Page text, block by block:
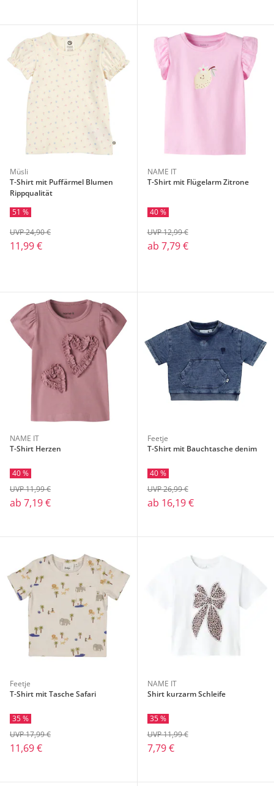
Müsli
T-Shirt mit Puffärmel Blumen
Rippqualität
51 %
11,99 €
UVP 24,90 €
NAME IT
T-Shirt mit Flügelarm Zitrone
40 %
ab 7,79 €
UVP 12,99 €
NAME IT
T-Shirt Herzen
40 %
ab 7,19 €
UVP 11,99 €
Feetje
T-Shirt mit Bauchtasche denim
40 %
ab 16,19 €
UVP 26,99 €
Feetje
T-Shirt mit Tasche Safari
35 %
11,69 €
UVP 17,99 €
NAME IT
Shirt kurzarm Schleife
35 %
7,79 €
UVP 11,99 €